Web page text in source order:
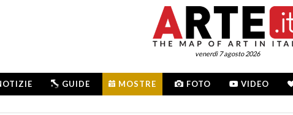
venerdì 7 agosto 2026
GUIDE MOSTRE FOTO VIDEO